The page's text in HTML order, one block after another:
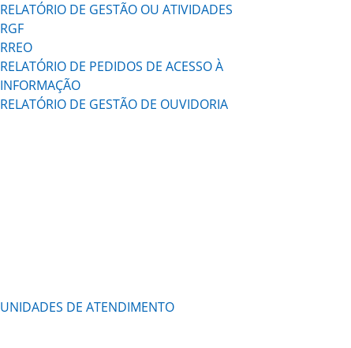
RELATÓRIO DE GESTÃO OU ATIVIDADES
RGF
RREO
RELATÓRIO DE PEDIDOS DE ACESSO À
INFORMAÇÃO
RELATÓRIO DE GESTÃO DE OUVIDORIA
UNIDADES DE ATENDIMENTO